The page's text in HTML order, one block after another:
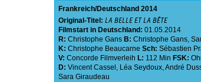
Frankreich Deutschland 2014
Original-Titel: LA BELLE ET LA BÊTE
Filmstart in Deutschland: 01.05.2014
R: Christophe Gans B: Christophe Gans,
K: Christophe Beaucarne Sch: Sébastien
V: Concorde Filmverleih L: 112 Min FSK:
D: Vincent Cassel , Léa Seydoux,André
Sara Giraudeau